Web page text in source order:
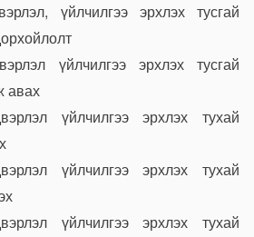
үйлчилгээ эрхлэх тусгай
үйлчилгээ эрхлэх тусгай
авах
үйлчилгээ эрхлэх тухай
үйлчилгээ эрхлэх тухай
үйлчилгээ эрхлэх тухай